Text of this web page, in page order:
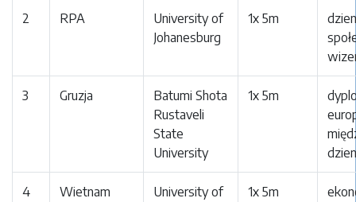
2 RPA
University of
Johanesburg
1x 5m
3 Gruzja
Batumi Shota
Rustaveli
State
University
1x 5m
4 Wietnam
University of
1x 5m